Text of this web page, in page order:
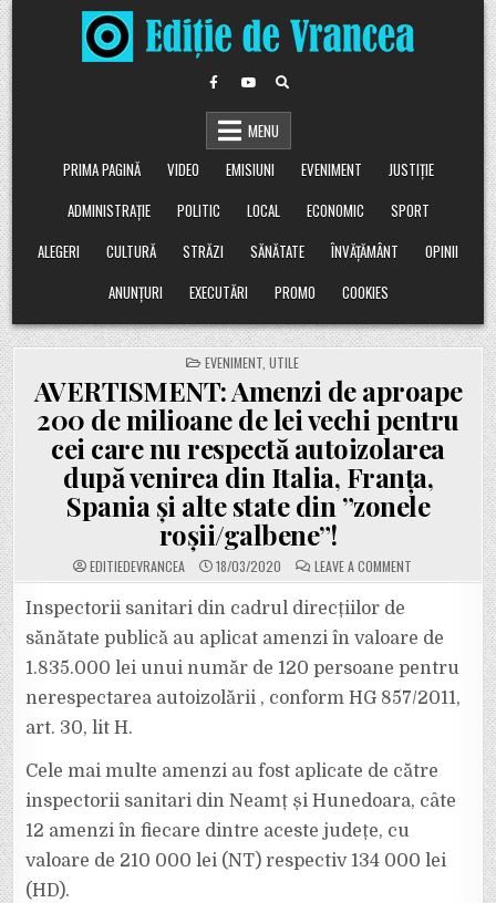
Skip
to
content
MENU
PRIMA PAGINĂ
VIDEO EMISIUNI EVENIMENT
JUSTIȚIE
ADMINISTRAȚIE
POLITIC LOCAL ECONOMIC
SPORT
ALEGERI
CULTURĂ STRĂZI SĂNĂTATE ÎNVĂȚĂMÂNT
OPINII
ANUNȚURI
EXECUTĂRI PROMO COOKIES
POSTED
IN
EVENIMENT UTILE
AVERTISMENT: Amenzi de aproape
200 de milioane de lei vechi pentru
cei care nu respectă autoizolarea
după venirea din Italia, Franța,
Spania și alte state din ”zonele
roșii/galbene”!
EDITIEDEVRANCEA 18/03/2020 LEAVE A COMMENT
AVERTISMENT:
200
DE
MILIOANE
DE
VECHI
RESPECTĂ
AUTOIZOLAREA
DUPĂ
VENIREA
SPANIA
ȘI
Inspectorii sanitari din cadrul direcțiilor de
sănătate publică au aplicat amenzi în valoare de
1.835.000 lei unui număr de 120 persoane pentru
nerespectarea autoizolării , conform HG 857/2011,
art. 30, lit H.
Cele mai multe amenzi au fost aplicate de către
inspectorii sanitari din Neamț și Hunedoara, câte
12 amenzi în fiecare dintre aceste județe, cu
valoare de 210 000 lei (NT) respectiv 134 000 lei
(HD).